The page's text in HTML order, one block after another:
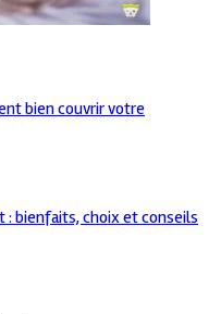
bien couvrir votre
bienfaits, choix et conseils